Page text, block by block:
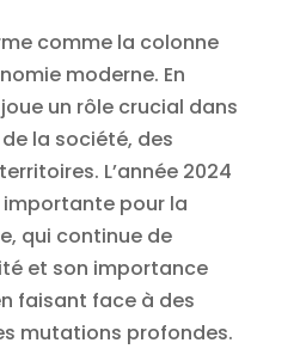
comme la colonne
moderne. En
un rôle crucial dans
la société, des
L’année 2024
pour la
qui continue de
et son importance
faisant face à des
mutations profondes.